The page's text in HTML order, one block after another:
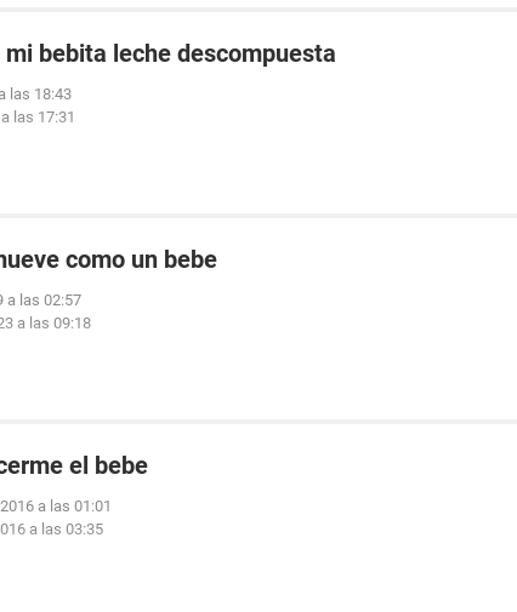
bebita leche descompuesta
las 18:43
las 17:31
como un bebe
a las 02:57
a las 09:18
el bebe
a las 01:01
a las 03:35